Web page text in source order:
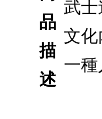
品
描
述
武
文
一種